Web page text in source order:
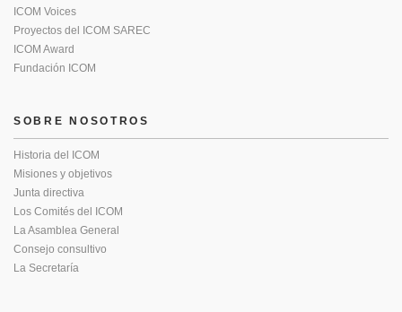
ICOM Voices
Proyectos del ICOM SAREC
ICOM Award
Fundación ICOM
SOBRE NOSOTROS
Historia del ICOM
Misiones y objetivos
Junta directiva
Los Comités del ICOM
La Asamblea General
Consejo consultivo
La Secretaría